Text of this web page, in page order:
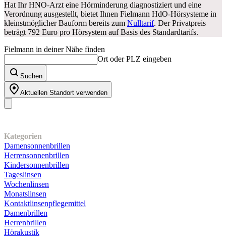
Hat Ihr HNO-Arzt eine Hörminderung diagnostiziert und eine
Verordnung ausgestellt, bietet Ihnen Fielmann HdO-Hörsysteme in
kleinstmöglicher Bauform bereits zum Nulltarif. Der Privatpreis
beträgt 792 Euro pro Hörsystem auf Basis des Standardtarifs.
Fielmann in deiner Nähe finden
Ort oder PLZ eingeben
Suchen
Aktuellen Standort verwenden
Kategorien
Damensonnenbrillen
Herrensonnenbrillen
Kindersonnenbrillen
Tageslinsen
Wochenlinsen
Monatslinsen
Kontaktlinsenpflegemittel
Damenbrillen
Herrenbrillen
Hörakustik